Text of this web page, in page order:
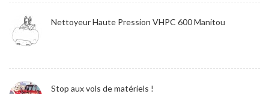
Nettoyeur Haute Pression VHPC 600 Manitou
Stop aux vols de matériels !